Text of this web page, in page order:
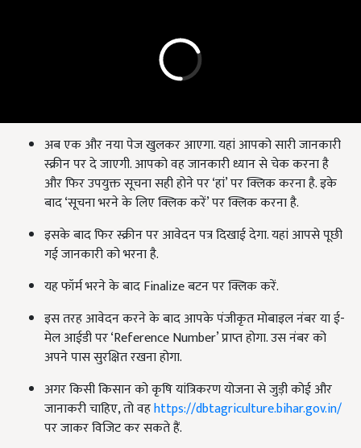
अब एक और नया पेज खुलकर आएगा. यहां आपको सारी जानकारी
स्क्रीन पर दे जाएगी. आपको वह जानकारी ध्यान से चेक करना है
और फिर उपयुक्त सूचना सही होने पर ‘हां’ पर क्लिक करना है. इके
बाद ‘सूचना भरने के लिए क्लिक करें’ पर क्लिक करना है.
इसके बाद फिर स्क्रीन पर आवेदन पत्र दिखाई देगा. यहां आपसे पूछी
गई जानकारी को भरना है.
यह फॉर्म भरने के बाद Finalize बटन पर क्लिक करें.
इस तरह आवेदन करने के बाद आपके पंजीकृत मोबाइल नंबर या ई-
मेल आईडी पर ‘Reference Number’ प्राप्त होगा. उस नंबर को
अपने पास सुरक्षित रखना होगा.
अगर किसी किसान को कृषि यांत्रिकरण योजना से जुड़ी कोई और
जानाकरी चाहिए, तो वहhttps://dbtagriculture.bihar.gov.in/
पर जाकर विजिट कर सकते हैं.